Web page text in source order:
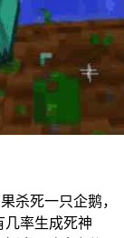
杀死一只企鹅，
几率生成死神